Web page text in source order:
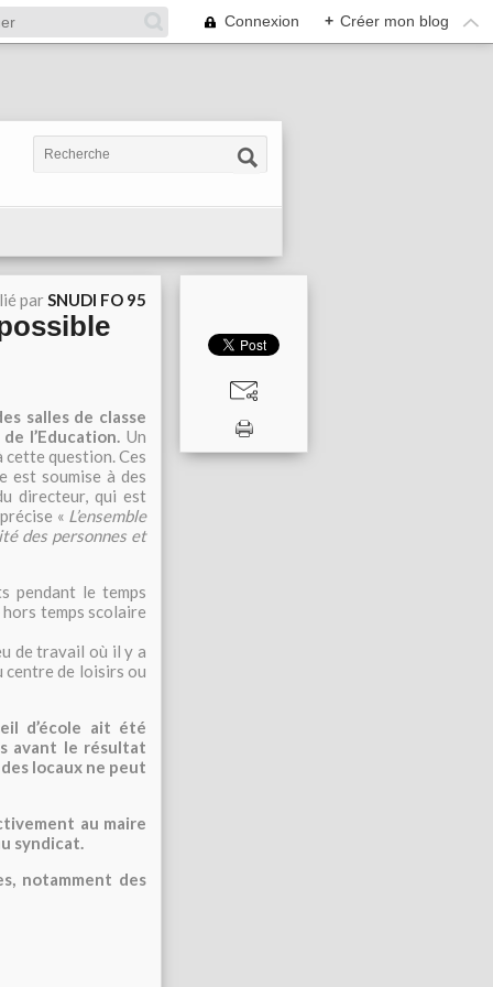
Connexion + Créer mon blog
parSNUDI FO 95
salles de classe
l’Education. Un
question. Ces
est soumise à des
directeur, qui est
« L’ensemble
des personnes et
pendant le temps
temps scolaire
de travail où il y a
centre de loisirs ou
d’école ait été
avant le résultat
locaux ne peut
au maire
syndicat.
notamment des